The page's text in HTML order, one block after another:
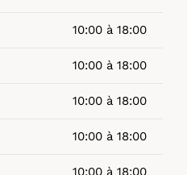
10:00 à 18:00
10:00 à 18:00
10:00 à 18:00
10:00 à 18:00
10:00 à 18:00